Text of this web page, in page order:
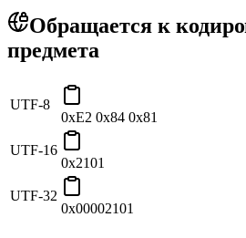
Обращается к
предмета
UTF-8
0xE2 0x84 0x81
UTF-16
0x2101
UTF-32
0x00002101